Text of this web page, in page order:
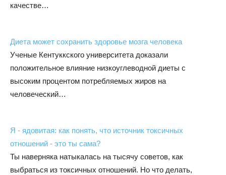
качестве…
Диета может сохранить здоровье мозга человека
Ученые Кентуккского университета доказали
положительное влияние низкоуглеводной диеты с
высоким процентом потребляемых жиров на
человеческий…
Я - ядовитая: как понять, что источник токсичных
отношений - это ты сама?
Ты наверняка натыкалась на тысячу советов, как
выбраться из токсичных отношений. Но что делать,